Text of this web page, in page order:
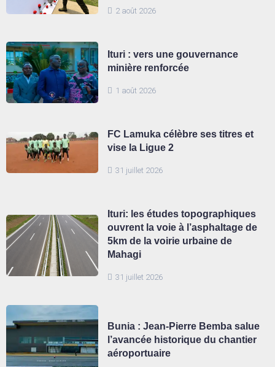
2 août 2026
1 août 2026
Ituri : vers une gouvernance
minière renforcée
31 juillet 2026
FC Lamuka célèbre ses titres et
vise la Ligue 2
31 juillet 2026
Ituri: les études topographiques
ouvrent la voie à l’asphaltage de
5km de la voirie urbaine de
Mahagi
Bunia : Jean-Pierre Bemba salue
l’avancée historique du chantier
aéroportuaire